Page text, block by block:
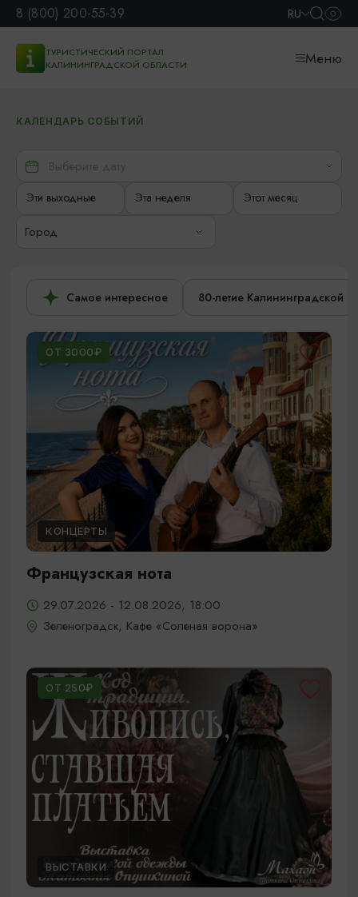
8 (800) 200-55-39 RU
ТУРИСТИЧЕСКИЙ ПОРТАЛ
КАЛИНИНГРАДСКОЙ ОБЛАСТИ
Меню
КАЛЕНДАРЬ СОБЫТИЙ
Эти выходные Эта неделя Этот месяц
Город
Самое интересное 80-летие Калининградской
ОТ 3000₽
КОНЦЕРТЫ
Французская нота
29.07.2026 - 12.08.2026, 18:00
Зеленоградск, Кафе «Соленая ворона»
ОТ 250₽
ВЫСТАВКИ